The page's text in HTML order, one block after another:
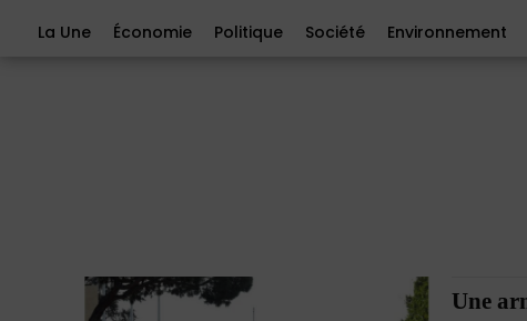
La Une Économie Politique Société Environnement
Une